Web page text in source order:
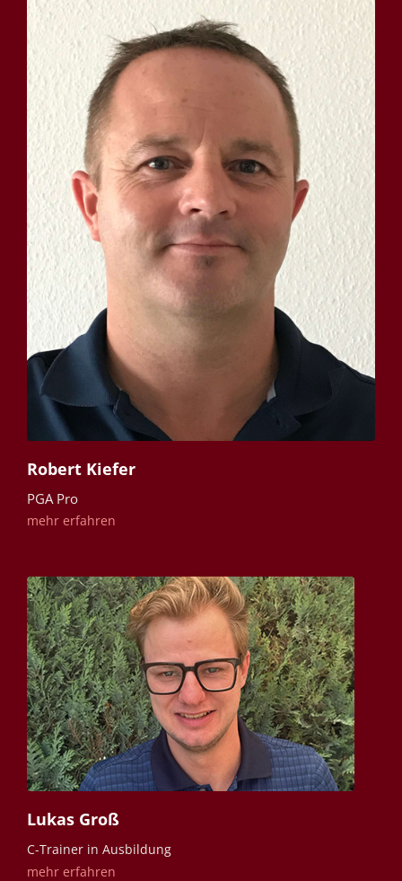
Robert Kiefer
PGA Pro
mehr erfahren
Lukas Groß
C-Trainer in Ausbildung
mehr erfahren